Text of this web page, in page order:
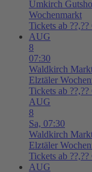
Umkirch
Wochenmarkt
Tickets ab ??,??
AUG
8
07:30
Waldkirch
Elztäler
Tickets ab ??,??
AUG
8
Sa, 07:30
Waldkirch
Elztäler
Tickets ab ??,??
AUG